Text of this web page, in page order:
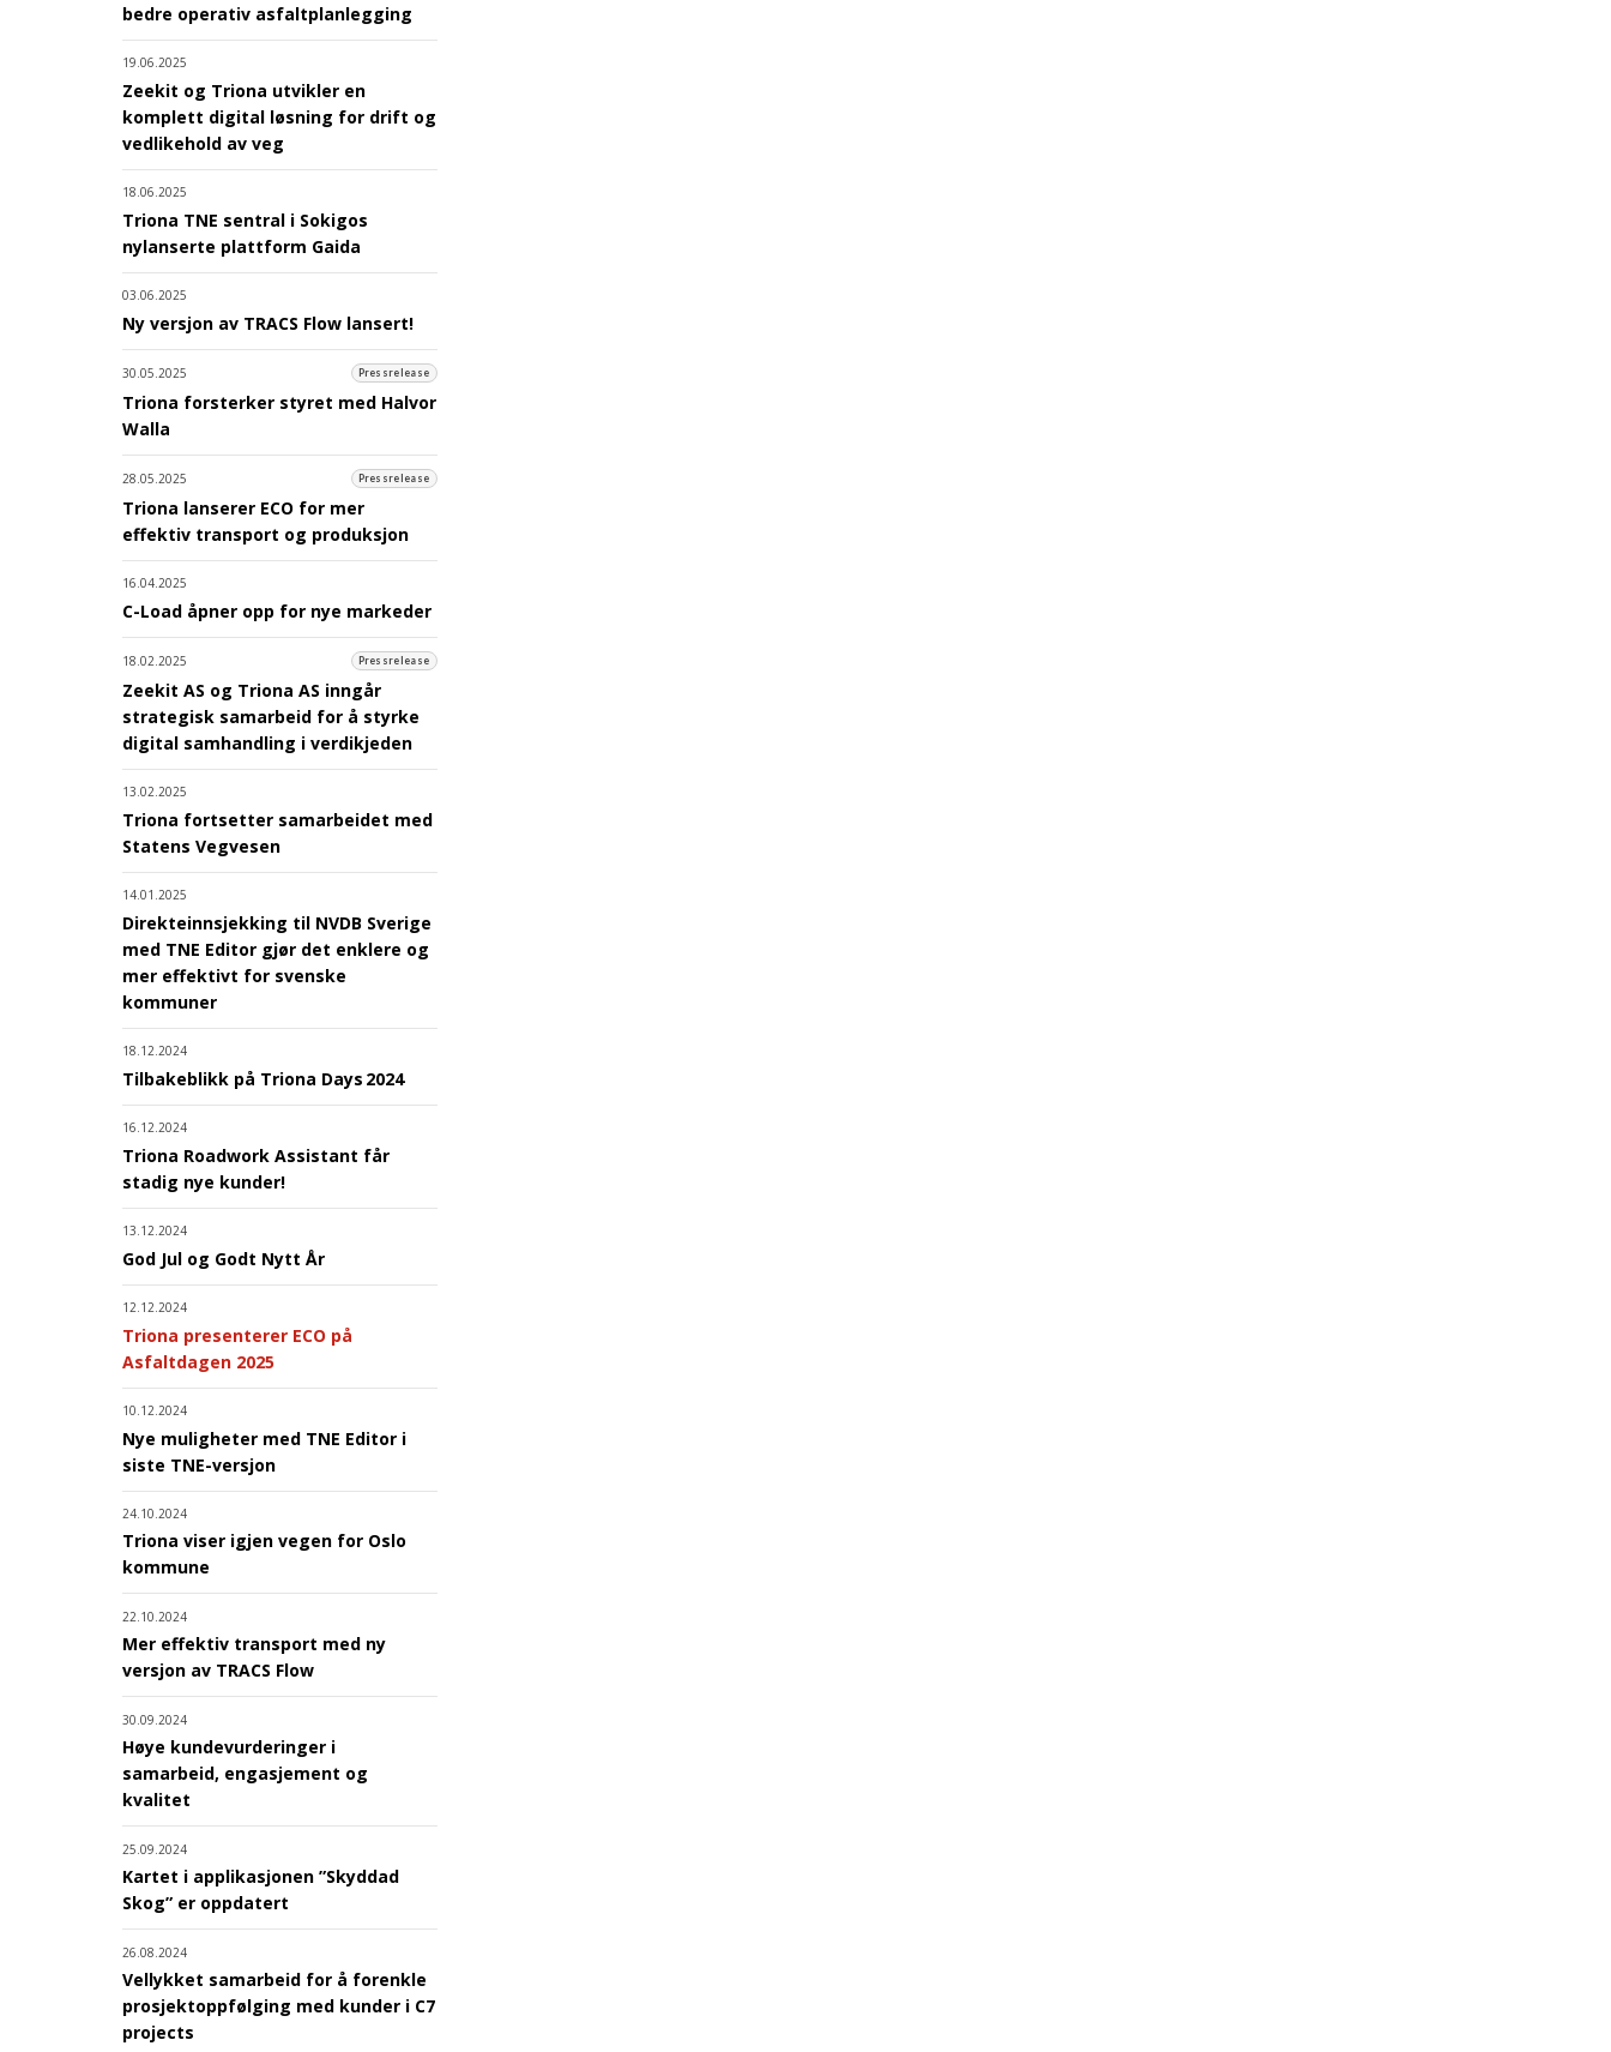
bedre operativ asfaltplanlegging
19.06.2025
Zeekit og Triona utvikler en
komplett digital løsning for drift og
vedlikehold av veg
18.06.2025
Triona TNE sentral i Sokigos
nylanserte plattform Gaida
03.06.2025
Ny versjon av TRACS Flow lansert!
30.05.2025 Pressrelease
Triona forsterker styret med Halvor
Walla
28.05.2025 Pressrelease
Triona lanserer ECO for mer
effektiv transport og produksjon
16.04.2025
C-Load åpner opp for nye markeder
18.02.2025 Pressrelease
Zeekit AS og Triona AS inngår
strategisk samarbeid for å styrke
digital samhandling i verdikjeden
13.02.2025
Triona fortsetter samarbeidet med
Statens Vegvesen
14.01.2025
Direkteinnsjekking til NVDB Sverige
med TNE Editor gjør det enklere og
mer effektivt for svenske
kommuner
18.12.2024
Tilbakeblikk på Triona Days 2024
16.12.2024
Triona Roadwork Assistant får
stadig nye kunder!
13.12.2024
God Jul og Godt Nytt År
12.12.2024
Triona presenterer ECO på
Asfaltdagen 2025
10.12.2024
Nye muligheter med TNE Editor i
siste TNE-versjon
24.10.2024
Triona viser igjen vegen for Oslo
kommune
22.10.2024
Mer effektiv transport med ny
versjon av TRACS Flow
30.09.2024
Høye kundevurderinger i
samarbeid, engasjement og
kvalitet
25.09.2024
Kartet i applikasjonen ”Skyddad
Skog” er oppdatert
26.08.2024
Vellykket samarbeid for å forenkle
prosjektoppfølging med kunder i C7
projects